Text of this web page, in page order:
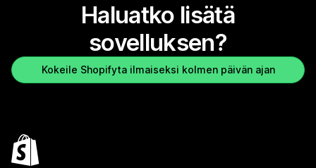
Haluatko lisätä
sovelluksen?
Kokeile Shopifyta ilmaiseksi kolmen päivän ajan